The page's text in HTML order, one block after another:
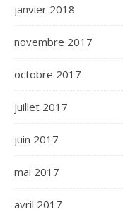
janvier 2018
novembre 2017
octobre 2017
juillet 2017
juin 2017
mai 2017
avril 2017